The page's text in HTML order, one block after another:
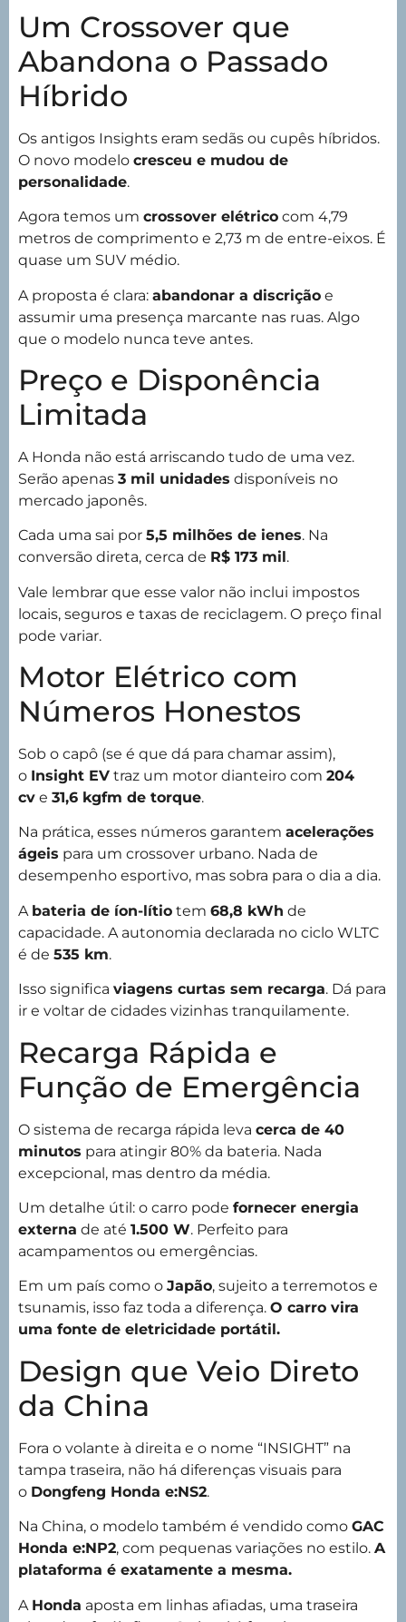
Um Crossover que
Abandona o Passado
Híbrido
Os antigos Insights eram sedãs ou cupês híbridos.
O novo modelo cresceu e mudou de
personalidade.
Agora temos um crossover elétrico com 4,79
metros de comprimento e 2,73 m de entre-eixos. É
quase um SUV médio.
A proposta é clara: abandonar a discrição e
assumir uma presença marcante nas ruas. Algo
que o modelo nunca teve antes.
Preço e Disponência
Limitada
A Honda não está arriscando tudo de uma vez.
Serão apenas 3 mil unidades disponíveis no
mercado japonês.
Cada uma sai por 5,5 milhões de ienes. Na
conversão direta, cerca de R$ 173 mil.
Vale lembrar que esse valor não inclui impostos
locais, seguros e taxas de reciclagem. O preço final
pode variar.
Motor Elétrico com
Números Honestos
Sob o capô (se é que dá para chamar assim),
o Insight EV traz um motor dianteiro com 204
cv e 31,6 kgfm de torque.
Na prática, esses números garantem acelerações
ágeis para um crossover urbano. Nada de
desempenho esportivo, mas sobra para o dia a dia.
A bateria de íon-lítio tem 68,8 kWh de
capacidade. A autonomia declarada no ciclo WLTC
é de 535 km.
Isso significa viagens curtas sem recarga. Dá para
ir e voltar de cidades vizinhas tranquilamente.
Recarga Rápida e
Função de Emergência
O sistema de recarga rápida leva cerca de 40
minutos para atingir 80% da bateria. Nada
excepcional, mas dentro da média.
Um detalhe útil: o carro pode fornecer energia
externa de até 1.500 W. Perfeito para
acampamentos ou emergências.
Em um país como o Japão, sujeito a terremotos e
tsunamis, isso faz toda a diferença. O carro vira
uma fonte de eletricidade portátil.
Design que Veio Direto
da China
Fora o volante à direita e o nome “INSIGHT” na
tampa traseira, não há diferenças visuais para
o Dongfeng Honda e:NS2.
Na China, o modelo também é vendido como GAC
Honda e:NP2, com pequenas variações no estilo. A
plataforma é exatamente a mesma.
A Honda aposta em linhas afiadas, uma traseira